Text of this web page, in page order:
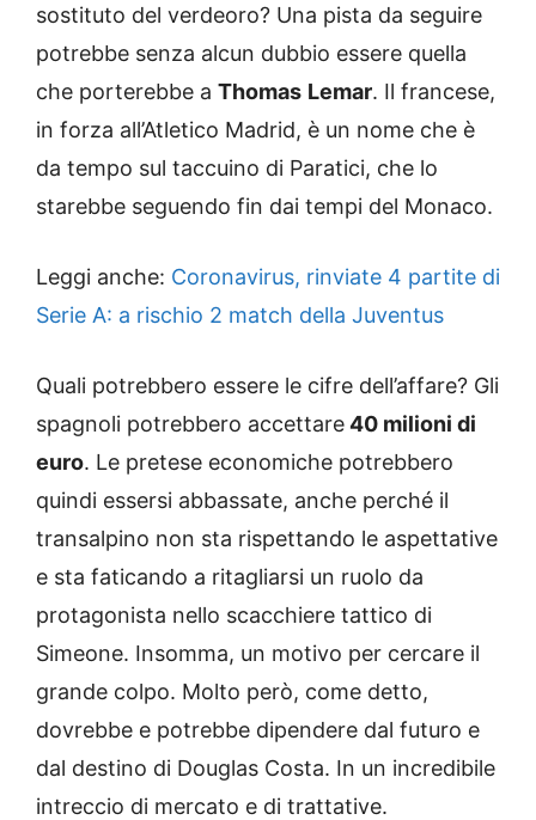
sostituto del verdeoro? Una pista da seguire
potrebbe senza alcun dubbio essere quella
che porterebbe a Thomas Lemar. Il francese,
in forza all’Atletico Madrid, è un nome che è
da tempo sul taccuino di Paratici, che lo
starebbe seguendo fin dai tempi del Monaco.
Leggi anche: Coronavirus, rinviate 4 partite di
Serie A: a rischio 2 match della Juventus
Quali potrebbero essere le cifre dell’affare? Gli
spagnoli potrebbero accettare40 milioni di
euro. Le pretese economiche potrebbero
quindi essersi abbassate, anche perché il
transalpino non sta rispettando le aspettative
e sta faticando a ritagliarsi un ruolo da
protagonista nello scacchiere tattico di
Simeone. Insomma, un motivo per cercare il
grande colpo. Molto però, come detto,
dovrebbe e potrebbe dipendere dal futuro e
dal destino di Douglas Costa. In un incredibile
intreccio di mercato e di trattative.